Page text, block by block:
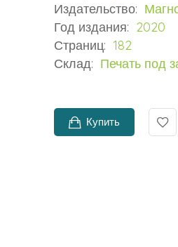
Издательство:
Год издания: 2020
Страниц: 182
Склад: Печать под
Купить